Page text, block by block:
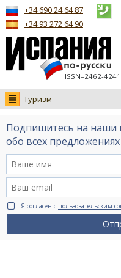
ISSN–2462-4241
+34 690 24 64 87
+34 93 272 64 90
Туризм
Новости
Интервью
Видео Ruso.TV
BCN life
Сервис на немецком
Подпишитесь на наши
обо всех предложениях
Я согласен с пользовательским